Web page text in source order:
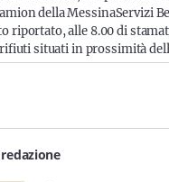
della MessinaServizi
riportato, alle 8.00 di
situati in prossimità